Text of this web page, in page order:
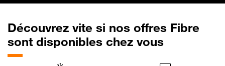
Découvrez vite si nos offres Fibre
sont disponibles chez vous